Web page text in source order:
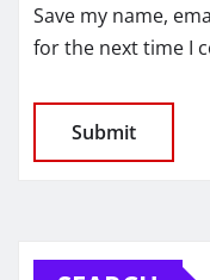
Save my name,
for the next time I